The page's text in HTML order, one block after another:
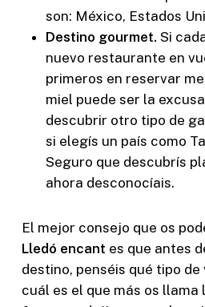
son: México, Estados
Destino gourmet. Si
nuevo restaurante en
primeros en reservar
miel puede ser la
descubrir otro tipo de
si elegís un país como
Seguro que descubrís
ahora desconocíais.
El mejor consejo que os
Lledó encant es que antes
destino, penséis qué tipo
cuál es el que más os llama